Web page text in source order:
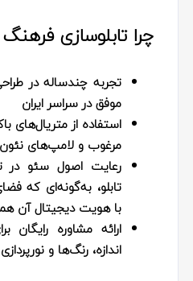
چرا تابلوسازی
تجربه چندساله در
موفق در سراسر ایران
استفاده از متریال‌های
مرغوب و لامپ‌های نئون
رعایت اصول سئو در
تابلو، به‌گونه‌ای که
با هویت دیجیتال آن
ارائه مشاوره رایگان
اندازه، رنگ‌ها و